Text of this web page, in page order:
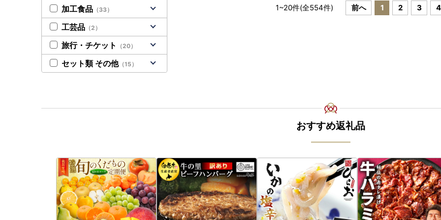
1~20件(全554件) 前へ 1 2 3 4
加工食品 （33）
工芸品 （2）
旅行・チケット （20）
セット類 その他（15）
おすすめ返礼品